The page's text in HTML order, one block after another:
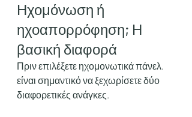
Ηχομόνωση ή
ηχοαπορρόφηση; Η
βασική διαφορά
Πριν επιλέξετε ηχομονωτικά πάνελ,
είναι σημαντικό να ξεχωρίσετε δύο
διαφορετικές ανάγκες.